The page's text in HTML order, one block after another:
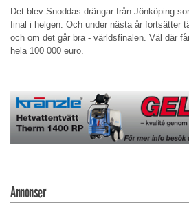
Det blev Snoddas drängar från Jönköping
final i helgen. Och under nästa år fortsätter
och om det går bra - världsfinalen. Väl där
hela 100 000 euro.
Annonser